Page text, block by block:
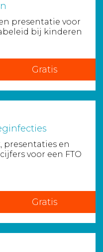
presentatie voor
bij kinderen
Gratis
presentaties en
voor een FTO
Gratis